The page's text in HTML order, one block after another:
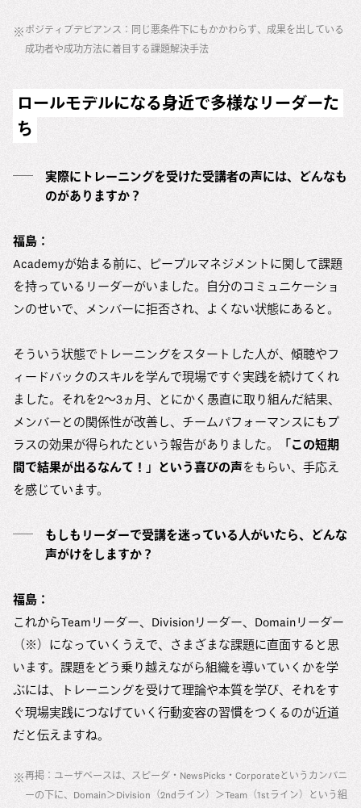
※ ポジティブデビアンス：同じ悪条件下にもかかわらず、成果を出している
成功者や成功方法に着目する課題解決手法
ロールモデルになる身近で多様なリーダーた
ち
実際にトレーニングを受けた受講者の声には、どんなも
のがありますか？
福島：
Academyが始まる前に、ピープルマネジメントに関して課題
を持っているリーダーがいました。自分のコミュニケーショ
ンのせいで、メンバーに拒否され、よくない状態にあると。
そういう状態でトレーニングをスタートした人が、傾聴やフ
ィードバックのスキルを学んで現場ですぐ実践を続けてくれ
ました。それを2〜3ヵ月、とにかく愚直に取り組んだ結果、
メンバーとの関係性が改善し、チームパフォーマンスにもプ
ラスの効果が得られたという報告がありました。
「この短期
間で結果が出るなんて！」という喜びの声をもらい、手応え
を感じています。
もしもリーダーで受講を迷っている人がいたら、どんな
声がけをしますか？
福島：
これからTeamリーダー、Divisionリーダー、Domainリーダー
（※）になっていくうえで、さまざまな課題に直面すると思
います。課題をどう乗り越えながら組織を導いていくかを学
ぶには、トレーニングを受けて理論や本質を学び、それをす
ぐ現場実践につなげていく行動変容の習慣をつくるのが近道
だと伝えますね。
※再掲：ユーザベースは、スピーダ・NewsPicks・Corporateというカンパニ
ーの下に、Domain＞Division（2ndライン）＞Team（1stライン）という組